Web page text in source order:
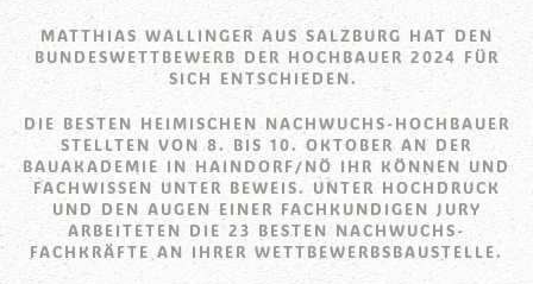
MATTHIAS WALLINGER AUS SALZBURG HAT DEN
BUNDESWETTBEWERB DER HOCHBAUER 2024 FÜR
SICH ENTSCHIEDEN.
DIE BESTEN HEIMISCHEN NACHWUCHS-HOCHBAUER
STELLTEN VON 8. BIS 10. OKTOBER AN DER
BAUAKADEMIE IN HAINDORF/NÖ IHR KÖNNEN UND
FACHWISSEN UNTER BEWEIS. UNTER HOCHDRUCK
UND DEN AUGEN EINER FACHKUNDIGEN JURY
ARBEITETEN DIE 23 BESTEN NACHWUCHS-
FACHKRÄFTE AN IHRER WETTBEWERBSBAUSTELLE.